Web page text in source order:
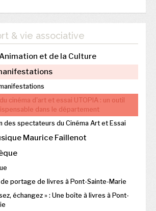
& vie associative
et de la Culture
cinéma d'art et essai UTOPIA : un outil
dans le département
des spectateurs du Cinéma Art et Essai
Maurice Faillenot
portage de livres à Pont-Sainte-Marie
échangez » : Une boîte à livres à Pont-